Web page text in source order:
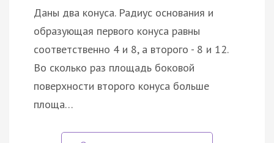
Даны два конуса. Радиус основания и
образующая первого конуса равны
соответственно 4 и 8, а второго - 8 и 12.
Во сколько раз площадь боковой
поверхности второго конуса больше
площа…